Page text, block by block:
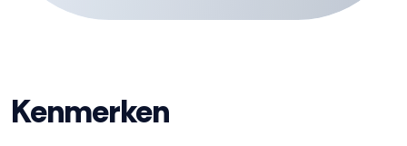
hobbykamer die bereikbaar is vanuit de hal, biedt
ruimte nodig? Kies dan voor een uitbouw.
Kenmerken